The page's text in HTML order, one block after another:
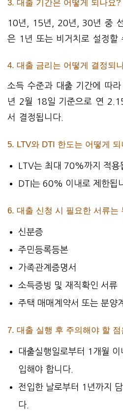
3. 대출 기간은 어떻게 되나요?
10년, 15년, 20년, 30년 중
은 1년 또는 비거치로 설정할
4. 대출 금리는 어떻게 결정되
소득 수준과 대출 기간에 따
년 2월 18일 기준으로 연
서 결정됩니다.
5. LTV와 DTI 한도는 어떻게 되
LTV는 최대 70%까지 적용
DTI는 60% 이내로 제한됩
6. 대출 신청 시 필요한 서류는
신분증
주민등록등본
가족관계증명서
소득증빙 및 재직확인 서류
주택 매매계약서 또는 분양
7. 대출 실행 후 주의해야 할
대출실행일로부터 1개월
입해야 합니다.
전입한 날로부터 1년까지
다.